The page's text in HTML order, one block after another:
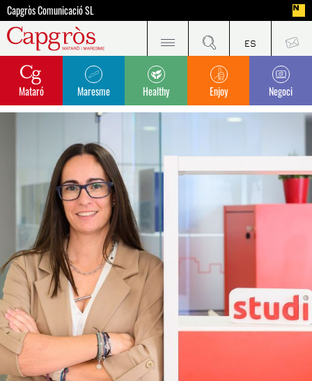
Capgròs Comunicació SL
Mataró Maresme Healthy Enjoy Negoci